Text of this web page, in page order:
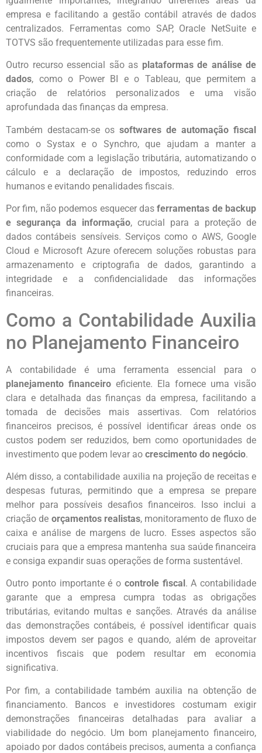
empresa e facilitando a gestão contábil através de dados
centralizados. Ferramentas como SAP, Oracle NetSuite e
TOTVS são frequentemente utilizadas para esse fim.
Outro recurso essencial são as plataformas de análise de
dados, como o Power BI e o Tableau, que permitem a
criação de relatórios personalizados e uma visão
aprofundada das finanças da empresa.
Também destacam-se os softwares de automação fiscal
como o Systax e o Synchro, que ajudam a manter a
conformidade com a legislação tributária, automatizando o
cálculo e a declaração de impostos, reduzindo erros
humanos e evitando penalidades fiscais.
Por fim, não podemos esquecer dasferramentas de backup
e segurança da informação, crucial para a proteção de
dados contábeis sensíveis. Serviços como o AWS, Google
Cloud e Microsoft Azure oferecem soluções robustas para
armazenamento e criptografia de dados, garantindo a
integridade e a confidencialidade das informações
financeiras.
Como a Contabilidade Auxilia
no Planejamento Financeiro
A contabilidade é uma ferramenta essencial para o
planejamento financeiro eficiente. Ela fornece uma visão
clara e detalhada das finanças da empresa, facilitando a
tomada de decisões mais assertivas. Com relatórios
financeiros precisos, é possível identificar áreas onde os
custos podem ser reduzidos, bem como oportunidades de
investimento que podem levar ao crescimento do negócio.
Além disso, a contabilidade auxilia na projeção de receitas e
despesas futuras, permitindo que a empresa se prepare
melhor para possíveis desafios financeiros. Isso inclui a
criação de orçamentos realistas, monitoramento de fluxo de
caixa e análise de margens de lucro. Esses aspectos são
cruciais para que a empresa mantenha sua saúde financeira
e consiga expandir suas operações de forma sustentável.
Outro ponto importante é o controle fiscal . A contabilidade
garante que a empresa cumpra todas as obrigações
tributárias, evitando multas e sanções. Através da análise
das demonstrações contábeis, é possível identificar quais
impostos devem ser pagos e quando, além de aproveitar
incentivos fiscais que podem resultar em economia
significativa.
Por fim, a contabilidade também auxilia na obtenção de
financiamento. Bancos e investidores costumam exigir
demonstrações financeiras detalhadas para avaliar a
viabilidade do negócio. Um bom planejamento financeiro,
apoiado por dados contábeis precisos, aumenta a confiança